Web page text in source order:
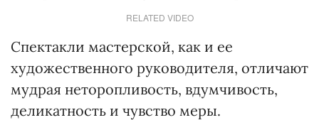
RELATED VIDEO
Спектакли мастерской, как и ее
художественного руководителя, отличают
мудрая неторопливость, вдумчивость,
деликатность и чувство меры.